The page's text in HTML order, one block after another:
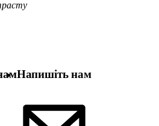
Напишіть нам